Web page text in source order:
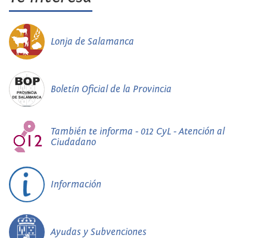
Lonja de Salamanca
Boletín Oficial de la Provincia
También te informa - 012 CyL - Atención al
Ciudadano
Información
Ayudas y Subvenciones